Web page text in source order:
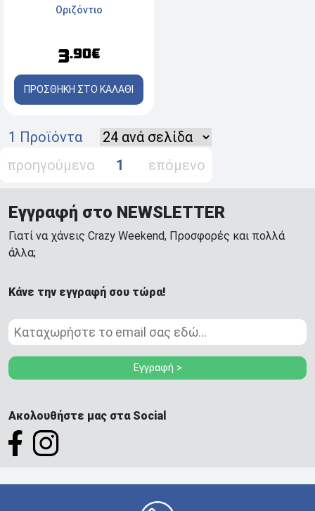
Οριζόντιο
3.90€
ΠΡΟΣΘΗΚΗ ΣΤΟ ΚΑΛΑΘΙ
1 Προϊόντα
προηγούμενο
1 επόμενο
Εγγραφή στο NEWSLETTER
Γιατί να χάνεις Crazy Weekend, Προσφορές και πολλά
άλλα;
Κάνε την εγγραφή σου τώρα!
Εγγραφή >
Ακολουθήστε μας στα Social